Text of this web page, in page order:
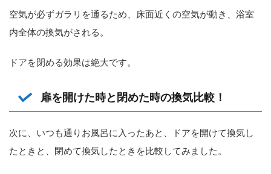
空気が必ずガラリを通るため、床面近くの空気が動き、浴室
内全体の換気がされる。
ドアを閉める効果は絶大です。
扉を開けた時と閉めた時の換気比較！
次に、いつも通りお風呂に入ったあと、ドアを開けて換気し
たときと、閉めて換気したときを比較してみました。